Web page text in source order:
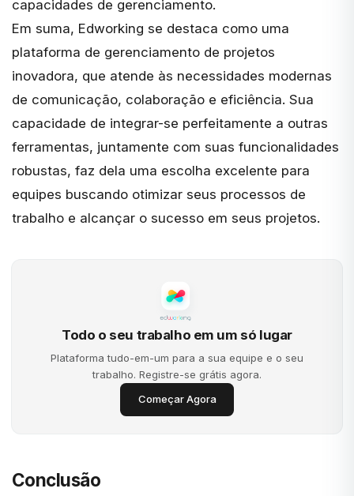
capacidades de gerenciamento.
Em suma, Edworking se destaca como uma
plataforma de gerenciamento de projetos
inovadora, que atende às necessidades modernas
de comunicação, colaboração e eficiência. Sua
capacidade de integrar-se perfeitamente a outras
ferramentas, juntamente com suas funcionalidades
robustas, faz dela uma escolha excelente para
equipes buscando otimizar seus processos de
trabalho e alcançar o sucesso em seus projetos.
Todo o seu trabalho em um só lugar
Plataforma tudo-em-um para a sua equipe e o seu
trabalho. Registre-se grátis agora.
Começar Agora
Conclusão